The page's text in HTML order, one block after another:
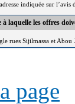
indiquée sur l’avis
à laquelle les offres
rues Sijilmassa et
page